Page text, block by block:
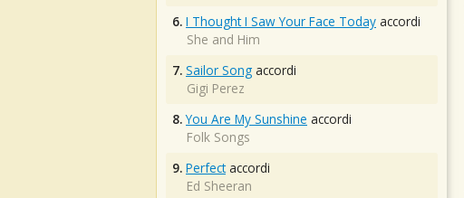
6. I Thought I Saw Your Face Today accordi
She and Him
7. Sailor Song accordi
Gigi Perez
8. You Are My Sunshine accordi
Folk Songs
9. Perfectaccordi
Ed Sheeran